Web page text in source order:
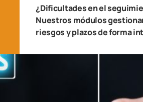
¿Dificultades en el
Nuestros módulos
riesgos y plazos de forma